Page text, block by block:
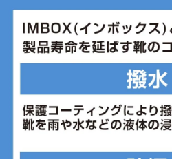
■プロネーション:ニュートラル
■ワイズ:B
■片足重量代表サイズ:24.0cm
■生産国:ベトナム
■2026年モデル